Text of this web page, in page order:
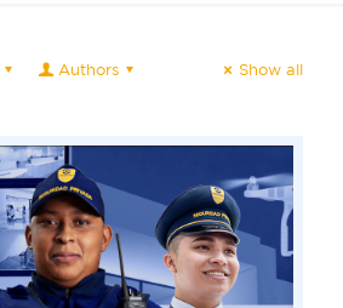
Authors Show all